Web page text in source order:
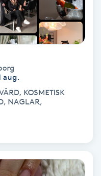
aug.
KOSMETISK